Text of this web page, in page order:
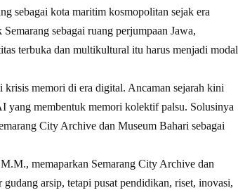
sebagai kota maritim kosmopolitan sejak era
sebagai ruang perjumpaan Jawa,
terbuka dan multikultural itu harus menjadi modal
memori di era digital. Ancaman sejarah kini
yang membentuk memori kolektif palsu. Solusinya
City Archive dan Museum Bahari sebagai
memaparkan Semarang City Archive dan
arsip, tetapi pusat pendidikan, riset, inovasi,